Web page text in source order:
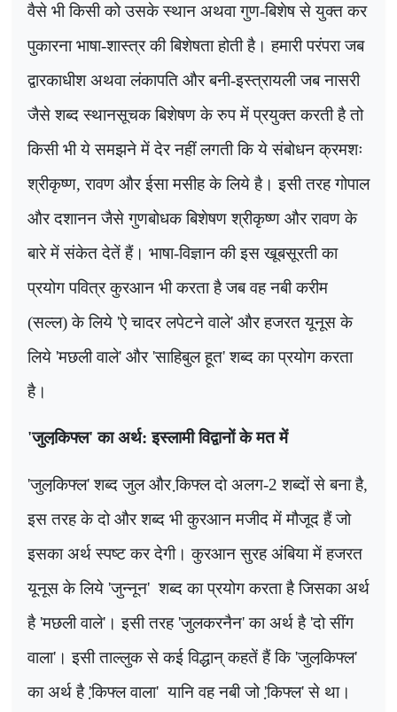
वैसे भी किसी को उसके स्थान अथवा गुण-बिशेष से युक्त कर
पुकारना भाषा-शास्त्र की बिशेषता होती है। हमारी परंपरा जब
द्वारकाधीश अथवा लंकापति और बनी-इस्त्रायली जब नासरी
जैसे शब्द स्थानसूचक बिशेषण के रुप में प्रयुक्त करती है तो
किसी भी ये समझने में देर नहीं लगती कि ये संबोधन क्रमशः
श्रीकृष्ण,रावण और ईसा मसीह के लिये है। इसी तरह गोपाल
और दशानन जैसे गुणबोधक बिशेषण श्रीकृष्ण और रावण के
बारे में संकेत देतें हैं। भाषा-विज्ञान की इस खूबसूरती का
प्रयोग पवित्र कुरआन भी करता है जब वह नबी करीम
(सल्ल) के लिये 'ऐ चादर लपेटने वाले' और हजरत यूनूस के
लिये 'मछली वाले' और'साहिबुल हूत'शब्द का प्रयोग करता
है।
'जुलकि़फ्ल'का अर्थ: इस्लामी विद्वानों के मत में
'जुलकि़फ्ल'शब्द जुल और कि़फ्ल दो अलग-2 शब्दों से बना है,
इस तरह के दो और शब्द भी कुरआन मजीद में मौजूद हैं जो
इसका अर्थ स्पष्ट कर देगी। कुरआन सुरह अंबिया में हजरत
यूनूस के लिये 'जुन्नून' शब्द का प्रयोग करता है जिसका अर्थ
है'मछली वाले' । इसी तरह'जुलकरनैन'का अर्थ है'दो सींग
वाला' । इसी ताल्लुक से कई विद्धान् कहतें हैं कि'जुलकि़फ्ल'
का अर्थ है'कि़फ्ल वाला' यानि वह नबी जो'कि़फ्ल'से था।